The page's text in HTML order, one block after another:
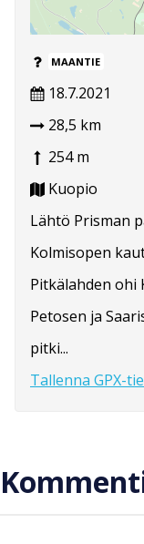
MAANTIE
18.7.2021
28,5 km
254 m
Kuopio
Lähtö Prisman
Kolmisopen
Pitkälahden ohi
Petosen ja
pitki...
Tallenna GPX-